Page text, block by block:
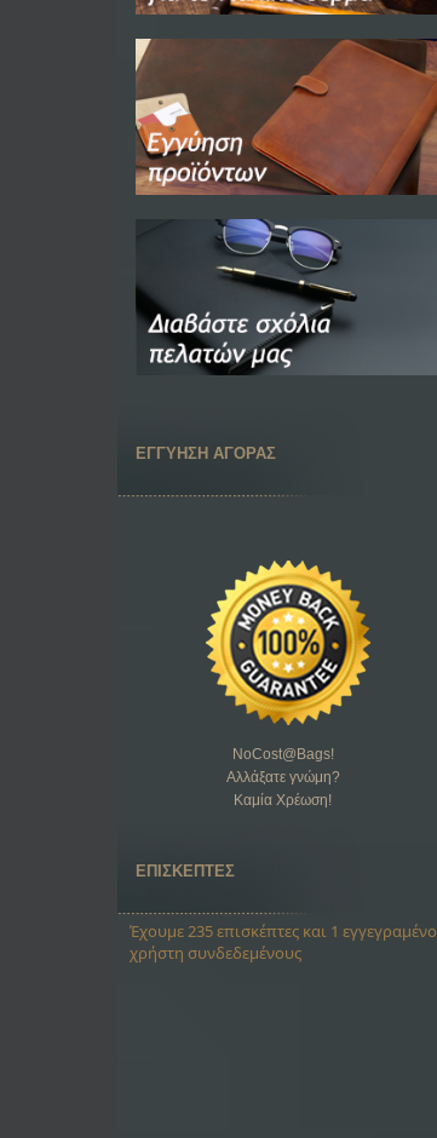
ΕΓΓΥΗΣΗ ΑΓΟΡΑΣ
NoCost@Bags!
Αλλάξατε γνώμη?
Καμία Χρέωση!
ΕΠΙΣΚΕΠΤΕΣ
Έχουμε 235 επισκέπτες και 1 εγγεγραμένο
χρήστη συνδεδεμένους